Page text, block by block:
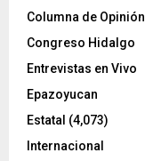
Columna de Opinión
Congreso Hidalgo
Entrevistas en Vivo
Epazoyucan
Estatal (4,073)
Internacional